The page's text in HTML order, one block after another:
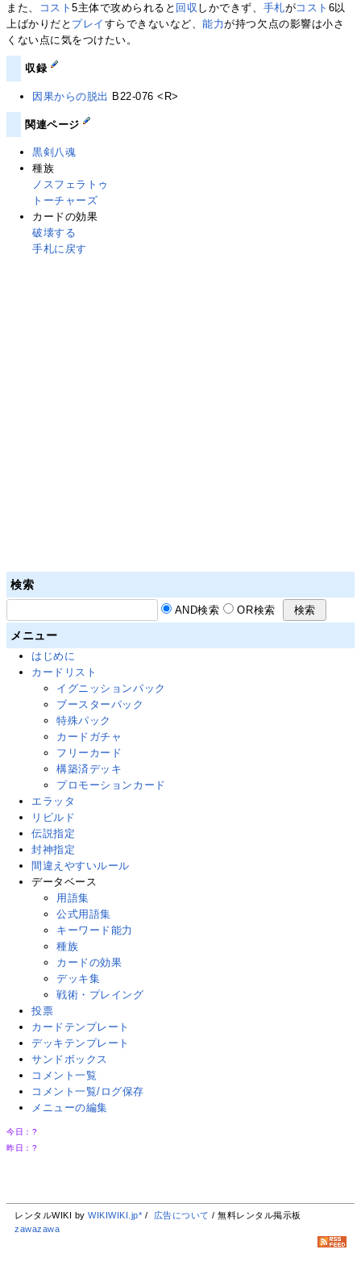
また、
コスト5主体で攻められると 回収 しかできず、 手札がコスト 6以
上ばかりだと プレイ すらできないなど、能力が持つ欠点の影響は小さ
くない点に気をつけたい。
収録
因果からの脱出 B22-076 <R>
関連ページ
黒剣八魂
種族
ノスフェラトゥ
トーチャーズ
カードの効果
破壊する
手札に戻す
検索
AND検索 OR検索
メニュー
はじめに
カードリスト
イグニッションパック
ブースターパック
特殊パック
カードガチャ
フリーカード
構築済デッキ
プロモーションカード
エラッタ
リビルド
伝説指定
封神指定
間違えやすいルール
データベース
用語集
公式用語集
キーワード能力
種族
カードの効果
デッキ集
戦術・プレイング
投票
カードテンプレート
デッキテンプレート
サンドボックス
コメント一覧
コメント一覧/ログ保存
メニューの編集
今日： ?
昨日： ?
レンタルWIKI byWIKIWIKI.jp* / 広告について / 無料レンタル掲示板
zawazawa